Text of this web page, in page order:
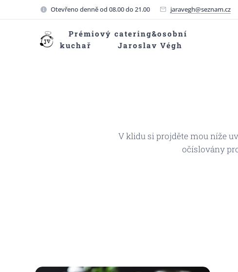
Otevřeno denně od 08.00 do 21.00 jaravegh@seznam.cz
Prémiový catering&osobní
kuchař Jaroslav Végh
V klidu si projděte mou níže
očíslovány